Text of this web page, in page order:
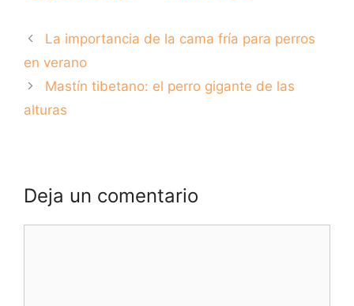
cuidados y
características.
Combinación de
La importancia de la cama fría para perros
en verano
Mastín tibetano: el perro gigante de las
alturas
Deja un comentario